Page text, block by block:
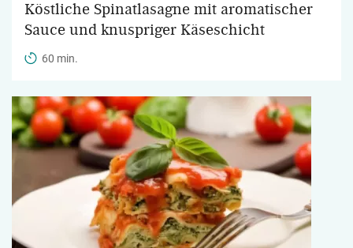
Köstliche Spinatlasagne mit aromatischer
Sauce und knuspriger Käseschicht
60 min.